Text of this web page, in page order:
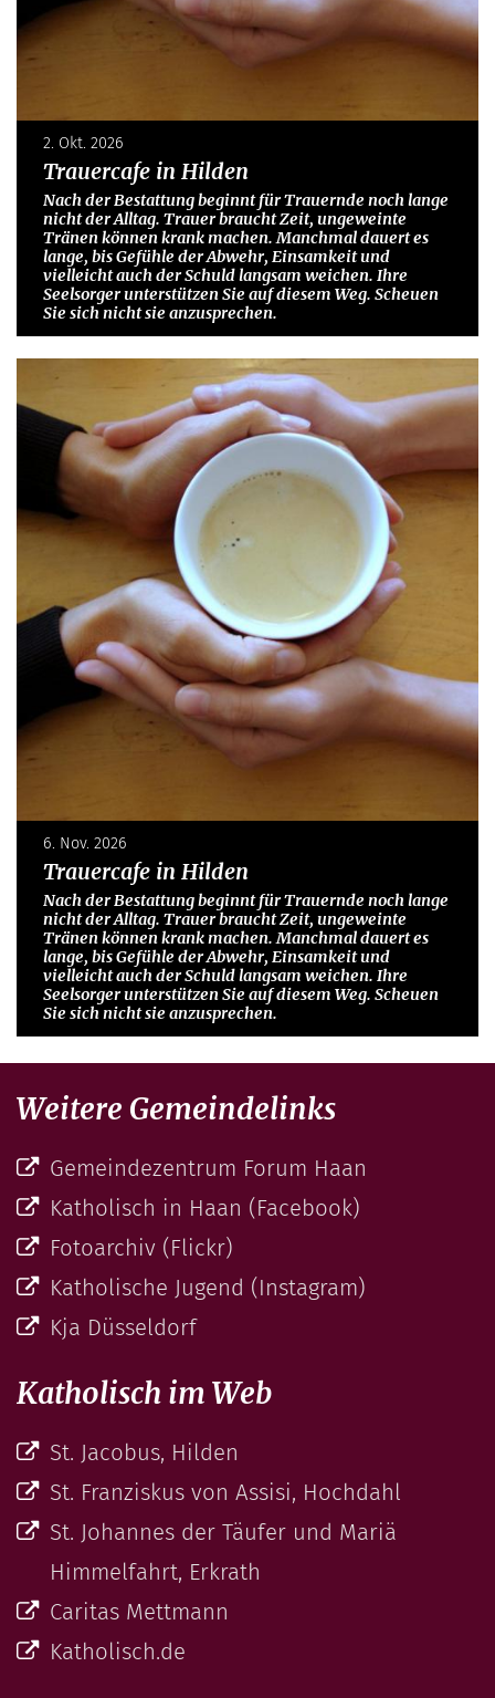
2. Okt. 2026
Trauercafe in Hilden
Nach der Bestattung beginnt für Trauernde noch lange
nicht der Alltag. Trauer braucht Zeit, ungeweinte
Tränen können krank machen. Manchmal dauert es
lange, bis Gefühle der Abwehr, Einsamkeit und
vielleicht auch der Schuld langsam weichen. Ihre
Seelsorger unterstützen Sie auf diesem Weg. Scheuen
Sie sich nicht sie anzusprechen.
6. Nov. 2026
Trauercafe in Hilden
Nach der Bestattung beginnt für Trauernde noch lange
nicht der Alltag. Trauer braucht Zeit, ungeweinte
Tränen können krank machen. Manchmal dauert es
lange, bis Gefühle der Abwehr, Einsamkeit und
vielleicht auch der Schuld langsam weichen. Ihre
Seelsorger unterstützen Sie auf diesem Weg. Scheuen
Sie sich nicht sie anzusprechen.
Weitere Gemeindelinks
Gemeindezentrum Forum Haan
Katholisch in Haan (Facebook)
Fotoarchiv (Flickr)
Katholische Jugend (Instagram)
Kja Düsseldorf
Katholisch im Web
St. Jacobus, Hilden
St. Franziskus von Assisi, Hochdahl
St. Johannes der Täufer und Mariä
Himmelfahrt, Erkrath
Caritas Mettmann
Katholisch.de